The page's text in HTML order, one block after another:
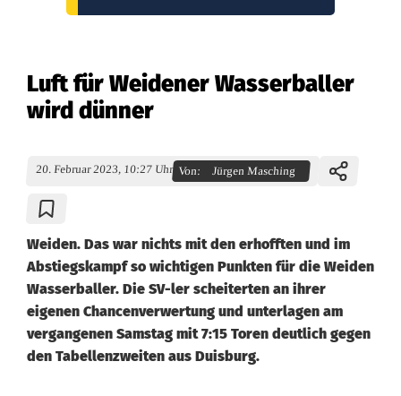
Luft für Weidener Wasserballer
wird dünner
20. Februar 2023, 10:27 Uhr Von: Jürgen Masching
Weiden. Das war nichts mit den erhofften und im
Abstiegskampf so wichtigen Punkten für die Weiden
Wasserballer. Die SV-ler scheiterten an ihrer
eigenen Chancenverwertung und unterlagen am
vergangenen Samstag mit 7:15 Toren deutlich gegen
den Tabellenzweiten aus Duisburg.